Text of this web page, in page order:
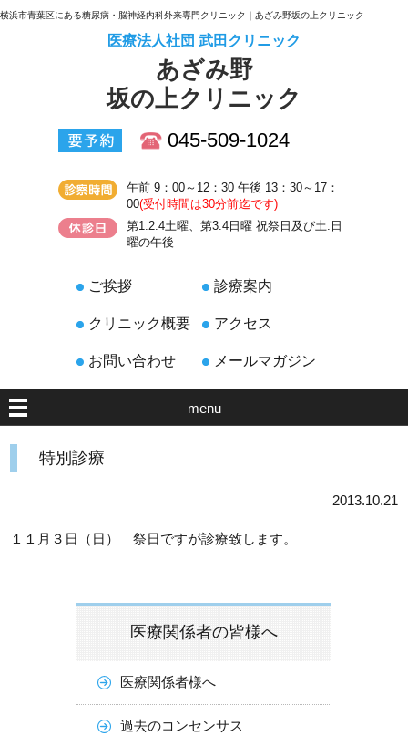
横浜市青葉区にある糖尿病・脳神経内科外来専門クリニック｜あざみ野坂の上クリニック
医療法人社団 武田クリニック
あざみ野
坂の上クリニック
045-509-1024
午前 9：00～12：30 午後 13：30～17：
00(受付時間は30分前迄です)
第1.2.4土曜、第3.4日曜 祝祭日及び土.日
曜の午後
ご挨拶 診療案内
クリニック概要 アクセス
お問い合わせ メールマガジン
menu
特別診療
2013.10.21
１１月３日（日） 祭日ですが診療致します。
医療関係者の皆様へ
医療関係者様へ
過去のコンセンサス